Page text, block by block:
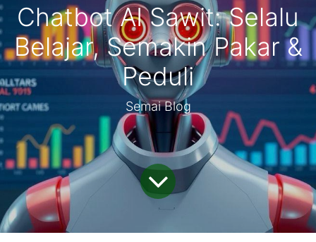
Chatbot AI Sawit: Selalu
Belajar, Semakin Pakar &
Peduli
Semai Blog